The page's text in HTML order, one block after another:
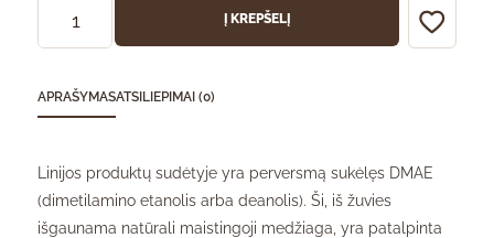
Į KREPŠELĮ
APRAŠYMASATSILIEPIMAI (0)
Linijos produktų sudėtyje yra perversmą sukėlęs DMAE
(dimetilamino etanolis arba deanolis). Ši, iš žuvies
išgaunama natūrali maistingoji medžiaga, yra patalpinta